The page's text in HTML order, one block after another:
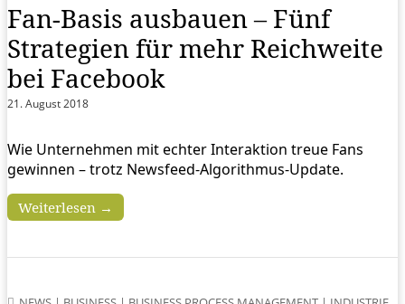
Fan-Basis ausbauen – Fünf
Strategien für mehr Reichweite
bei Facebook
21. August 2018
Wie Unternehmen mit echter Interaktion treue Fans
gewinnen – trotz Newsfeed-Algorithmus-Update.
Weiterlesen →